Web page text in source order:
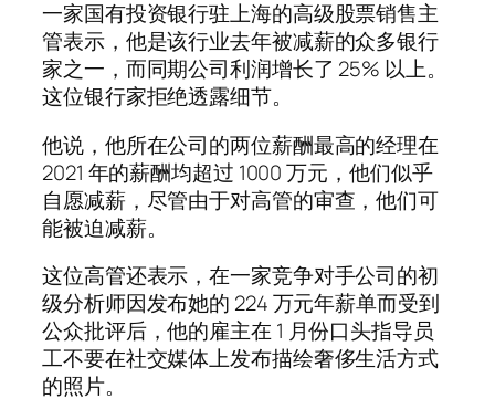
一家国有投资银行驻上海的高级股票销售主
管表示，他是该行业去年被减薪的众多银行
家之一，而同期公司利润增长了 25% 以上。
这位银行家拒绝透露细节。
他说，他所在公司的两位薪酬最高的经理在
2021 年的薪酬均超过 1000 万元，他们似乎
自愿减薪，尽管由于对高管的审查，他们可
能被迫减薪。
这位高管还表示，在一家竞争对手公司的初
级分析师因发布她的 224 万元年薪单而受到
公众批评后，他的雇主在 1 月份口头指导员
工不要在社交媒体上发布描绘奢侈生活方式
的照片。